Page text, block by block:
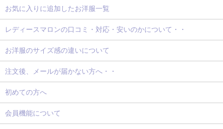
お気に入りに追加したお洋服一覧
レディースマロンの口コミ・対応・安いのかについて・・
お洋服のサイズ感の違いについて
注文後、メールが届かない方へ・・
初めての方へ
会員機能について